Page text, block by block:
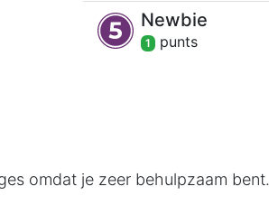
Newbie
1 punts
omdat je zeer behulpzaam bent.